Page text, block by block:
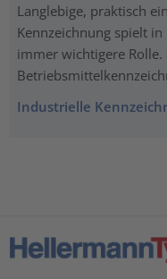
Langlebige, praktisch
Kennzeichnung spielt
immer wichtigere
Industrielle